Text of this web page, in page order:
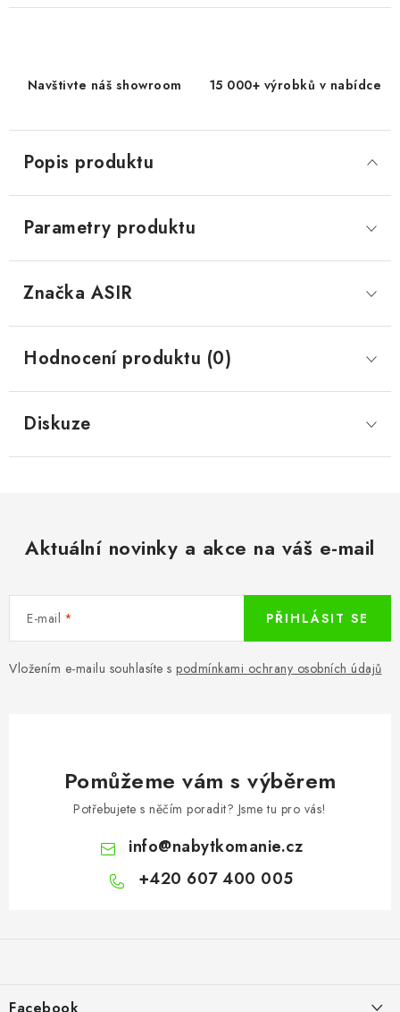
Navštivte náš showroom 15 000+ výrobků v nabídce
Popis produktu
Parametry produktu
Značka ASIR
Hodnocení produktu (0)
Diskuze
Aktuální novinky a akce na váš e-mail
E-mail
Vložením e-mailu souhlasíte s podmínkami ochrany osobních údajů
PŘIHLÁSIT SE
Pomůžeme vám s výběrem
Potřebujete s něčím poradit? Jsme tu pro vás!
info@nabytkomanie.cz
+420 607 400 005
aFacebook